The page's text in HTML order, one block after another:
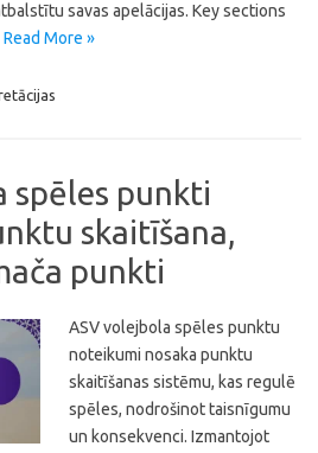
savas apelācijas. Key sections
Read More »
spēles punkti
skaitīšana,
punkti
ASV volejbola spēles punktu
noteikumi nosaka punktu
skaitīšanas sistēmu, kas regulē
spēles, nodrošinot taisnīgumu
un konsekvenci. Izmantojot